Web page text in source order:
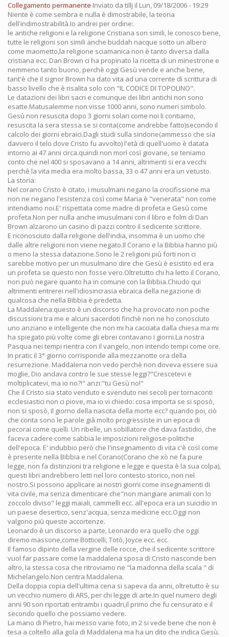
Collegamento permanente Inviato da tillj il Lun, 09/18/2006 - 19:29
Niente è come sembra e nulla è dimostrabile, la teoria
dell'indimostrabilità.Io andrei per ordine:
le antiche religioni e la religione Cristiana son simili, le conosco bene,
tutte le religioni son simili anche buddah nacque sotto un albero
come maometto,la religione sciamanica non è tanto diversa dalla
cristiana ecc. Dan Brown ci ha propinato la ricetta di un minestrone e
nemmeno tanto buono, perchè oggi Gesù vende e anche bene,
tant'è che il signor Brown ha dato vita ad una corrente di scrittura di
basso livello che è risalita solo con "IL CODICE DI TOPOLINO".
Le datazioni dei libri sacri e comunque dei libri antichi non sono
esatte.Matusalemme non visse 1000 anni, sono numeri simbolo.
Gesù non resuscita dopo 3 giorni solari come noi li contiamo,
resuscita la sera stessa se si conta(come andrebbe fatto)secondo il
calcolo dei giorni ebraici.Dagli studi sulla sindone(ammesso che sia
davvero il telo dove Cristo fu avvolto) l'età di quell'uomo è datata
intorno ai 47 anni circa.quindi non morì così giovane, se teniamo
conto che nel 400 si sposavano a 14 anni, altrimenti si era vecchi
perchè la vita media era molto bassa, 33 o 47 anni era un vetusto.
La storia:
Nel corano Cristo è citato, i musulmani negano la crocifissione ma
non ne negano l'esistenza così come Maria è "venerata" non come
intendiamo noi.E' rispettata come madre di profeta e Gesù come
profeta.Non per nulla anche imusulmani con il libro e folm di Dan
Brown alzarono un casino di pazzi contro il sedicente scrittore.
E riconosciuto dalla religione dell'india, insomma è un uomo che
dalle altre religioni non viene negato.Il Corano e la Bibbia hanno più
o meno la stessa datazione.Sono le 2 religioni più forti non ci
sarebbe motivo per un musulmano dire che Gesù è esistito ed era
un profeta se questo non fosse vero.Oltretutto chi ha letto il Corano,
non può negare quanto ha in comune con la Bibbia.Chiudo qui
altrimenti entrerei nell'idiosincrasia ebraica della negazione di
qualcosa che nella Bibbia è predetta.
La Maddalena:questo è un discorso che ha provocato non poche
discussioni tra me e alcuni sacerdoti finchè non ne ho conosciuto
uno anziano e intelligente che non mi ha cacciata dalla chiesa ma mi
ha spiegato più volte come gli ebrei contavano i giorni.La nostra
Pasqua nei tempi rientra con il vangelo, non intendo tempi come ore.
In pratic il 3° giorno corrisponde alla mezzanotte ora della
resurrezione. Maddalena non vedo perchè non doveva essere sua
moglie, Dio andava contro le sue stesse leggi?"Crescetevi e
moltiplicatevi, ma io no?!" anzi:"tu Gesù no!"
Che il Cristo sia stato venduto e svenduto nei secoli per tornaconti
ecclesiastici non ci piove, ma io vi chiedo: cosa importa se si sposò,
non si sposò, il giorno della nascita della morte ecc? quando poi, ciò
che conta sono le parole già molto progressiste in un epoca di
pecorai come quelli. Un ribelle, un sobillatore che dava fastidio, che
faceva cadere come sabbia le imposizioni religiose-politiche
dell'epoca. E' indubbio però che l'insegnamento di vita c'è così come
è presente nella Bibbia e nel Corano(Corano che xò ne fa pure
legge, non fa distinzioni tra religione e legge e questa è la sua colpa),
questi libri andrebbero letti nel loro contesto storico, non nel
nostro.Si possono applicare ai nostri giorni come insegnamenti di
vita civile, ma senza dimenticare che"non mangiare animali con lo
zoccolo diviso" leggi maiali, cammelli ecc. all'epoca era un suicidio in
un paese desertico, senz'acqua, senza medicine ecc.Oggi non
valgono più queste accortenze.
Leonardo è un discorso a parte, Leonardo era quello che oggi
diremo massone,come Botticelli, Totò, Joyce ecc. ecc.
Il famoso dipinto della vergine delle rocce, che il sedicente scrittore
vuol far passare come la maddalena sposa di Cristo nasconde ben
altro, la stessa cosa che ritroviamo ne "la madonna della scala " di
Michelangelo.Non centra Maddalena.
Della doppia copia dell'ultima cena si sapeva da anni, oltretutto è su
un vecchio numero di ARS, per chi legge di arte.In quel numero degli
anni 90 son riportati entrambi i quadri,il primo che fu censurato e il
secondo quello che possiamo vedere.
La mano di Pietro, hai messo varie foto, in 2 si vede bene che non è
tesa a coltello alla gola di Maddalena ma ha un dito che indica Gesù.